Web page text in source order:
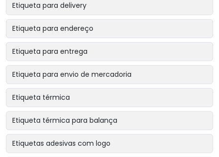
Etiqueta para delivery
Etiqueta para endereço
Etiqueta para entrega
Etiqueta para envio de mercadoria
Etiqueta térmica
Etiqueta térmica para balança
Etiquetas adesivas com logo